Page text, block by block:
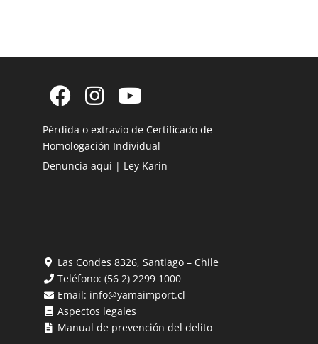
Pérdida o extravío de Certificado de
Homologación Individual
Denuncia aquí | Ley Karin
Las Condes 8326, Santiago – Chile
Teléfono:(56 2) 2299 1000
Email: info@yamaimport.cl
Aspectos legales
Manual de prevención del delito